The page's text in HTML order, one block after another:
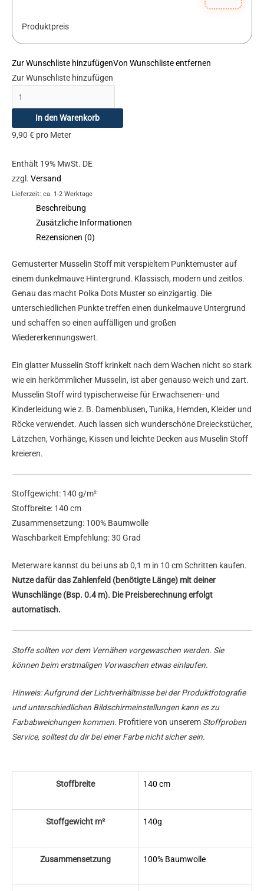
Produktpreis
Zur Wunschliste hinzufügenVon Wunschliste entfernen
Zur Wunschliste hinzufügen
In den Warenkorb
9,90 € pro Meter
Enthält 19% MwSt. DE
zzgl. Versand
Lieferzeit: ca. 1-2 Werktage
Beschreibung
Zusätzliche Informationen
Rezensionen (0)
Gemusterter Musselin Stoff mit verspieltem Punktemuster auf
einem dunkelmauve Hintergrund. Klassisch, modern und zeitlos.
Genau das macht Polka Dots Muster so einzigartig. Die
unterschiedlichen Punkte treffen einen dunkelmauve Untergrund
und schaffen so einen auffälligen und großen
Wiedererkennungswert.
Ein glatter Musselin Stoff krinkelt nach dem Wachen nicht so stark
wie ein herkömmlicher Musselin, ist aber genauso weich und zart.
Musselin Stoff wird typischerweise für Erwachsenen- und
Kinderleidung wie z. B. Damenblusen, Tunika, Hemden, Kleider und
Röcke verwendet. Auch lassen sich wunderschöne Dreieckstücher,
Lätzchen, Vorhänge, Kissen und leichte Decken aus Muselin Stoff
kreieren.
Stoffgewicht: 140 g/m²
Stoffbreite: 140 cm
Zusammensetzung: 100% Baumwolle
Waschbarkeit Empfehlung: 30 Grad
Meterware kannst du bei uns ab 0,1 m in 10 cm Schritten kaufen.
Nutze dafür das Zahlenfeld (benötigte Länge) mit deiner
Wunschlänge (Bsp. 0.4 m). Die Preisberechnung erfolgt
automatisch.
Stoffe sollten vor dem Vernähen vorgewaschen werden. Sie
können beim erstmaligen Vorwaschen etwas einlaufen.
Hinweis: Aufgrund der Lichtverhältnisse bei der Produktfotografie
und unterschiedlichen Bildschirmeinstellungen kann es zu
Farbabweichungen kommen. Profitiere von unserem Stoffproben
Service, solltest du dir bei einer Farbe nicht sicher sein.
Stoffbreite 140 cm
Stoffgewicht m² 140g
Zusammensetzung 100% Baumwolle